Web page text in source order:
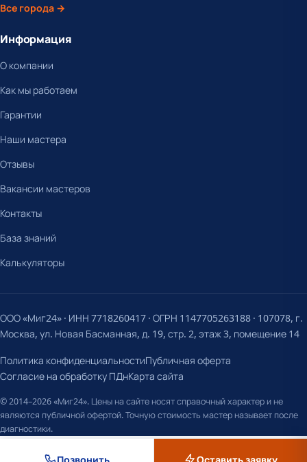
Все города →
Информация
О компании
Как мы работаем
Гарантии
Наши мастера
Отзывы
Вакансии мастеров
Контакты
База знаний
Калькуляторы
ООО «Миг24» · ИНН 7718260417 · ОГРН 1147705263188 · 107078, г.
Москва, ул. Новая Басманная, д. 19, стр. 2, этаж 3, помещение 14
Политика конфиденциальностиПубличная оферта
Согласие на обработку ПДнКарта сайта
© 2014–2026 «Миг24». Цены на сайте носят справочный характер и не
являются публичной офертой. Точную стоимость мастер называет после
диагностики.
Позвонить Оставить заявку